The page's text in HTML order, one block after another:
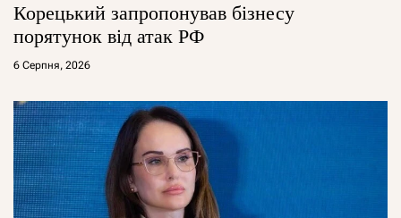
Корецький запропонував бізнесу
порятунок від атак РФ
6 Серпня, 2026